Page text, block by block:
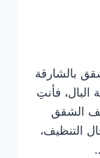
بالشارقة
البال، فأنتِ
الشقق
التنظيف،